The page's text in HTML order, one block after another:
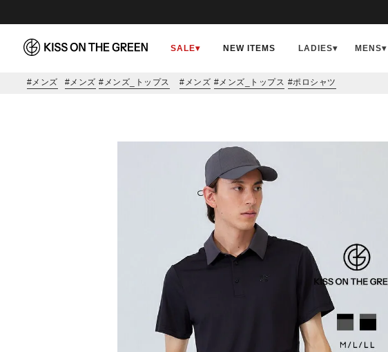
SALE▾ NEW ITEMS LADIES▾ MENS▾
メンズ メンズ メンズ_トップス メンズ メンズ_トップス ポロシャツ